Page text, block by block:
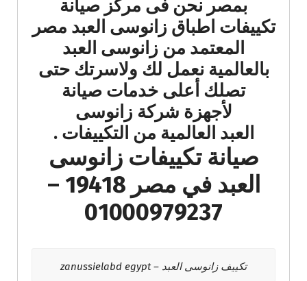
بمصر نحن فى مركز صيانة
تكييفات اطباق زانوسى العبد مصر
المعتمد من زانوسى العبد
بالعالمية نعمل لك ولاسرتك حتى
تصلك أعلى خدمات صيانة
لأجهزة شركة زانوسى
العبد العالمية من التكييفات .
صيانة تكييفات زانوسى
العبد في مصر 19418 –
01000979237
تكييف زانوسى العبد – zanussielabd egypt